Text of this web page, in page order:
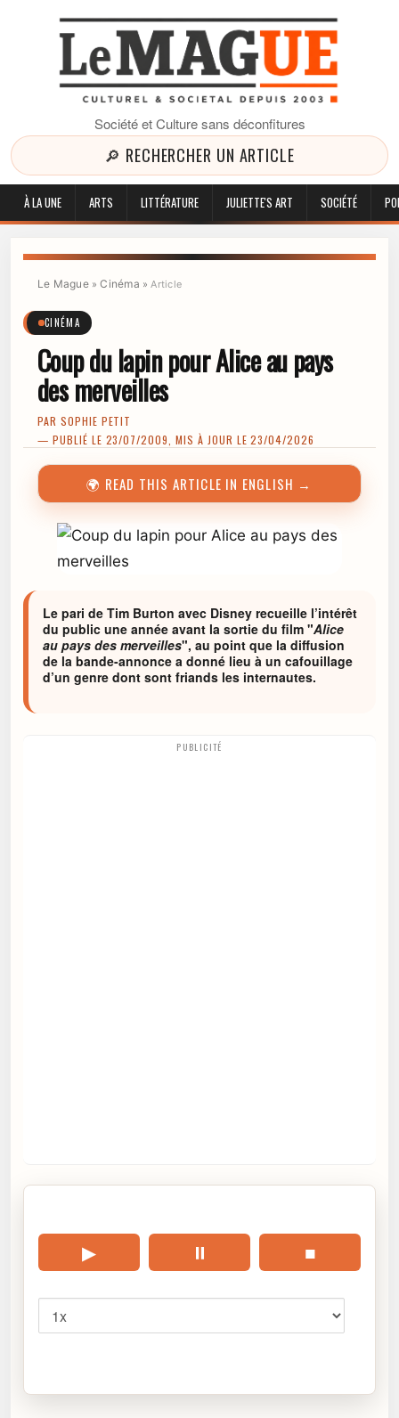
Société et Culture sans déconfitures
🔎 RECHERCHER UN ARTICLE
À LA UNE ARTS LITTÉRATURE JULIETTE'S ART SOCIÉTÉ
Le Mague»Cinéma »Article
CINÉMA
Coup du lapin pour Alice au pays
des merveilles
PAR SOPHIE PETIT
— PUBLIÉ LE 23/07/2009, MIS À JOUR LE 23/04/2026
🌍 READ THIS ARTICLE IN ENGLISH →
Le pari de Tim Burton avec Disney recueille l’intérêt
du public une année avant la sortie du film "Alice
au pays des merveilles", au point que la diffusion
de la bande-annonce a donné lieu à un cafouillage
d’un genre dont sont friands les internautes.
PUBLICITÉ
▶ ⏸ ■